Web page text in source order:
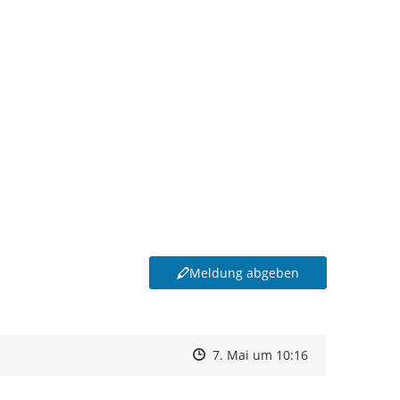
Meldung abgeben
Zeitpunkt des Erstellens
Zeitpunkt des Erstellens
7. Mai um 10:16Zur Äußerung